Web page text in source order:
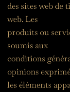
des sites web de
web. Les
produits ou
soumis aux
conditions
opinions
les éléments